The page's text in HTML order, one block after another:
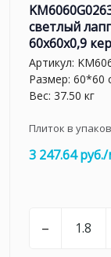
светлый
60x60x0,9
Артикул:
Размер: 60*60
Вес: 37.50 кг
Плиток в
3 247.64
–